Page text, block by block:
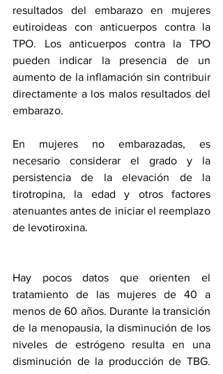
resultados del embarazo en mujeres
eutiroideas con anticuerpos contra la
TPO. Los anticuerpos contra la TPO
pueden indicar la presencia de un
aumento de la inflamación sin contribuir
directamente a los malos resultados del
embarazo.
En mujeres no embarazadas, es
necesario considerar el grado y la
persistencia de la elevación de la
tirotropina, la edad y otros factores
atenuantes antes de iniciar el reemplazo
de levotiroxina.
Hay pocos datos que orienten el
tratamiento de las mujeres de 40 a
menos de 60 años. Durante la transición
de la menopausia, la disminución de los
niveles de estrógeno resulta en una
disminución de la producción de TBG.